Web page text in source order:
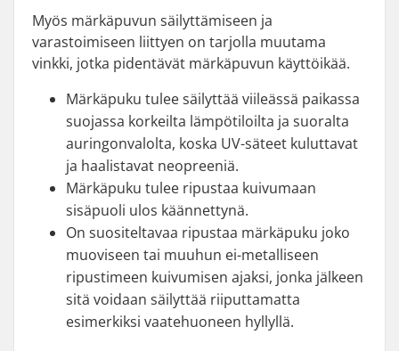
Myös märkäpuvun säilyttämiseen ja
varastoimiseen liittyen on tarjolla muutama
vinkki, jotka pidentävät märkäpuvun käyttöikää.
Märkäpuku tulee säilyttää viileässä paikassa
suojassa korkeilta lämpötiloilta ja suoralta
auringonvalolta, koska UV-säteet kuluttavat
ja haalistavat neopreeniä.
Märkäpuku tulee ripustaa kuivumaan
sisäpuoli ulos käännettynä.
On suositeltavaa ripustaa märkäpuku joko
muoviseen tai muuhun ei-metalliseen
ripustimeen kuivumisen ajaksi, jonka jälkeen
sitä voidaan säilyttää riiputtamatta
esimerkiksi vaatehuoneen hyllyllä.